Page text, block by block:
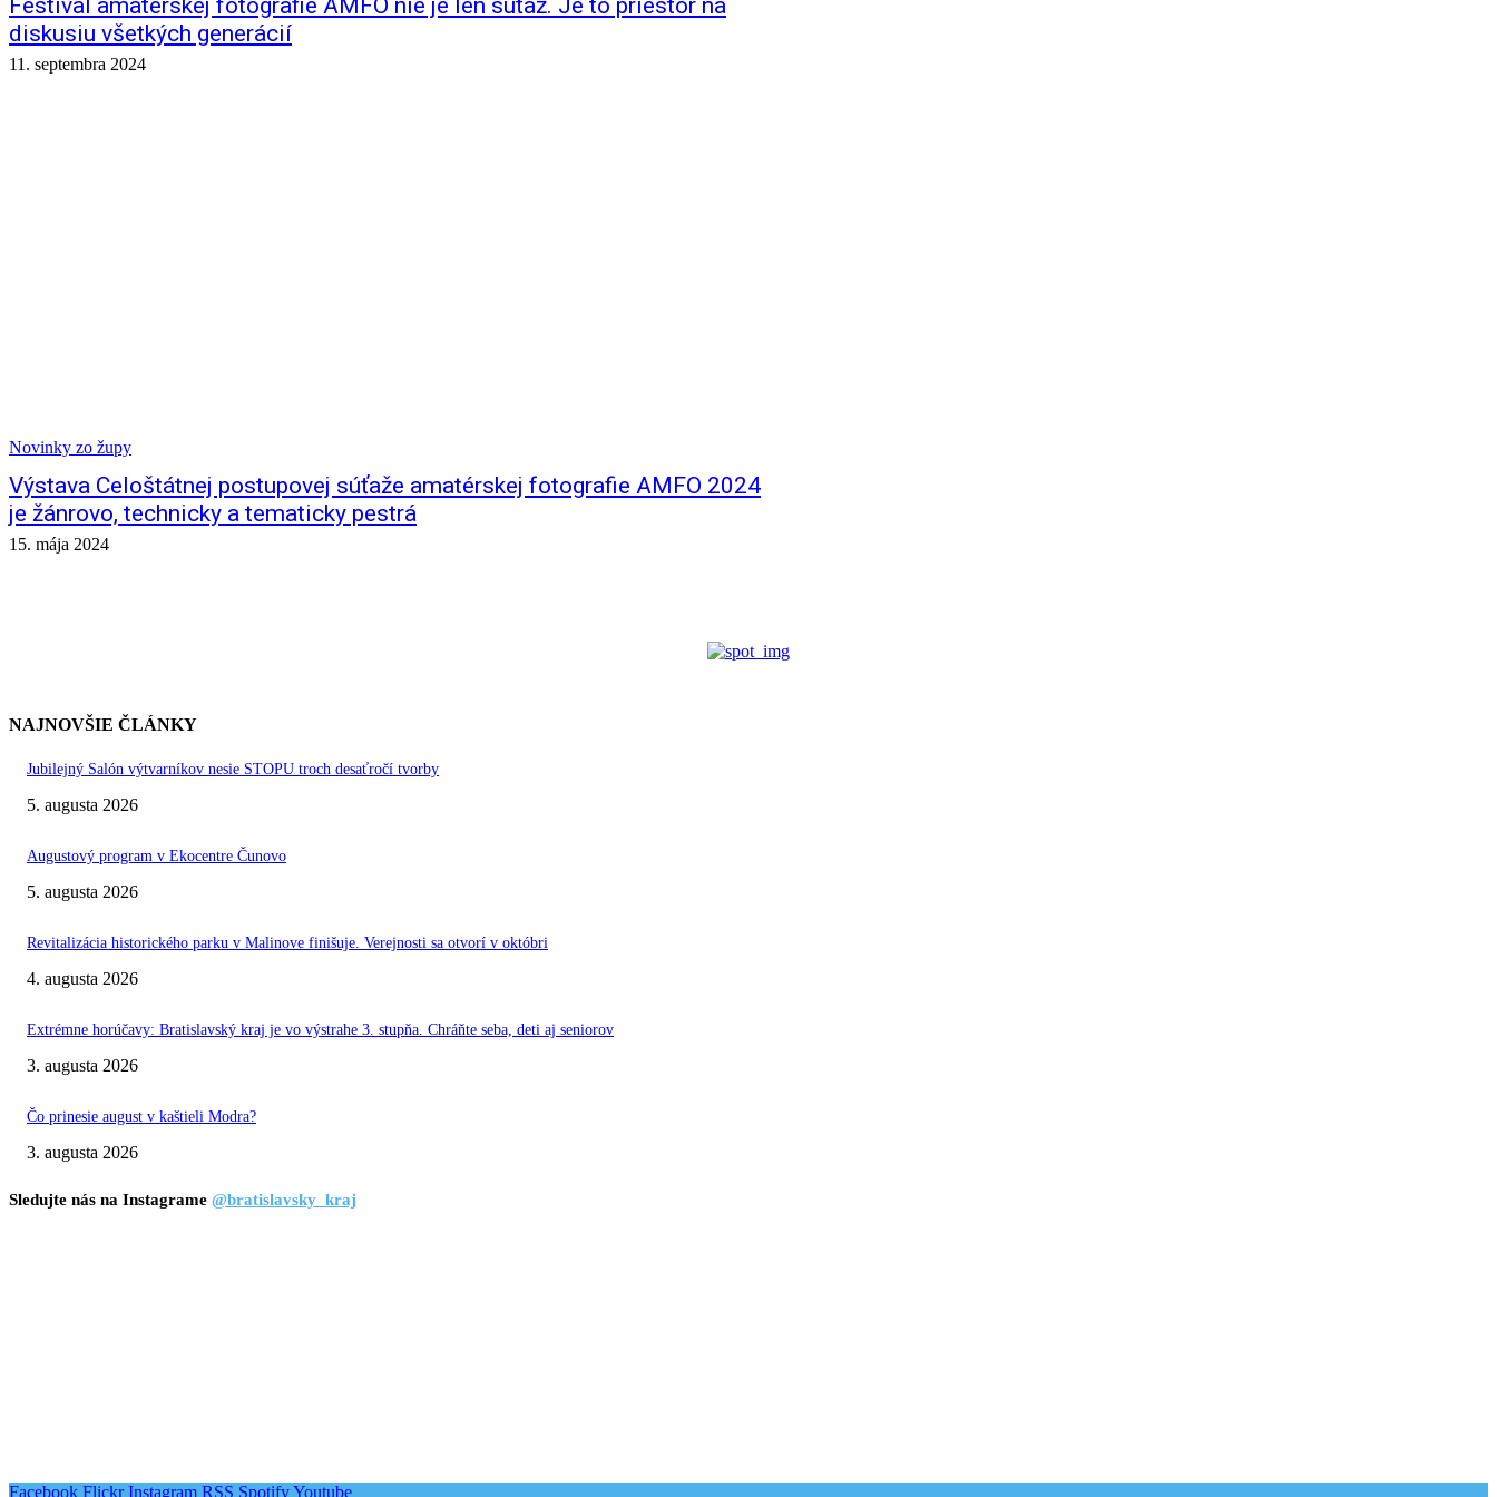
Festival amatérskej fotografie AMFO nie je len súťaž. Je to priestor na
diskusiu všetkých generácií
11. septembra 2024
Novinky zo župy
Výstava Celoštátnej postupovej súťaže amatérskej fotografie AMFO 2024
je žánrovo, technicky a tematicky pestrá
15. mája 2024
NAJNOVŠIE ČLÁNKY
Jubilejný Salón výtvarníkov nesie STOPU troch desaťročí tvorby
5. augusta 2026
Augustový program v Ekocentre Čunovo
5. augusta 2026
Revitalizácia historického parku v Malinove finišuje. Verejnosti sa otvorí v októbri
4. augusta 2026
Extrémne horúčavy: Bratislavský kraj je vo výstrahe 3. stupňa. Chráňte seba, deti aj seniorov
3. augusta 2026
Čo prinesie august v kaštieli Modra?
3. augusta 2026
Sledujte nás na Instagrame @bratislavsky_kraj
Facebook Flickr Instagram RSS SpotifyYoutube